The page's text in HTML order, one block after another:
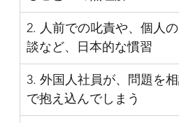
2. 人前での叱責や、個人
談など、日本的な慣習
3. 外国人社員が、問題を
で抱え込んでしまう